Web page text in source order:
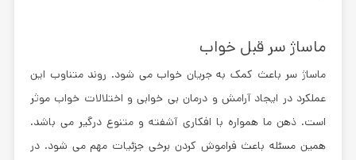
ماساژ سر قبل خواب
ماساژ سر باعث کمک به جریان خواب می‌ شود. روند متناوب این
عملکرد در ایجاد آرامش و درمان بی‌ خوابی و اختلالات خواب موثر
است. ذهن ما همواره با افکاری آشفته و متنوع درگیر می باشد.
همین مسئله باعث فراموش کردن برخی جزئیات مهم می ‌شود. در